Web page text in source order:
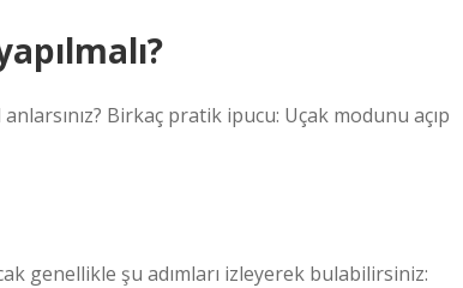
anlarsınız? Birkaç pratik ipucu: Uçak modunu açıp
genellikle şu adımları izleyerek bulabilirsiniz: